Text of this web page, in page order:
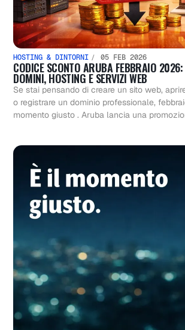
HOSTING & DINTORNI 05 FEB 2026
CODICE SCONTO ARUBA FEBBRAIO
DOMINI, HOSTING E SERVIZI WEB
Se stai pensando di creare un sito web,
o registrare un dominio professionale,
momento giusto . Aruba lancia una